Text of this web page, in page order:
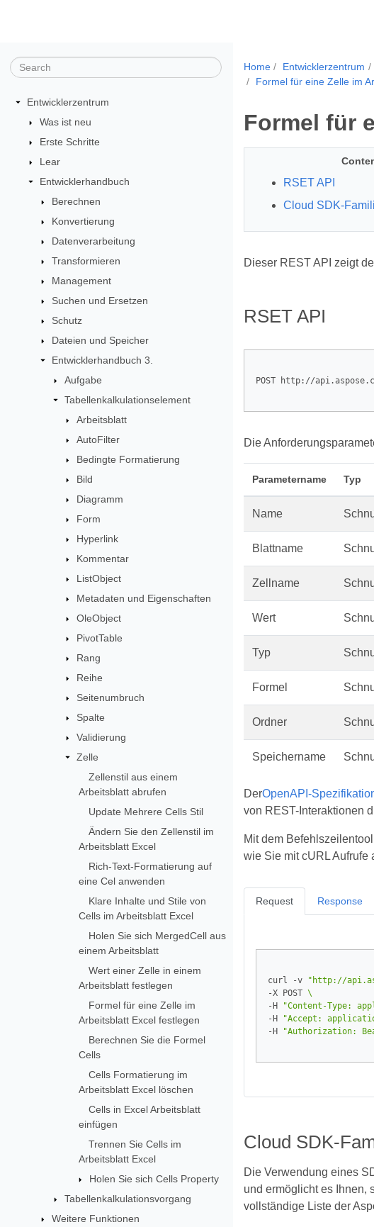
Entwicklerzentrum
Was ist neu
Erste Schritte
Lear
Entwicklerhandbuch
Berechnen
Konvertierung
Datenverarbeitung
Transformieren
Management
Suchen und Ersetzen
Schutz
Dateien und Speicher
Entwicklerhandbuch 3.
Aufgabe
Tabellenkalkulationselement
Arbeitsblatt
AutoFilter
Bedingte Formatierung
Bild
Diagramm
Form
Hyperlink
Kommentar
ListObject
Metadaten und Eigenschaften
OleObject
PivotTable
Rang
Reihe
Seitenumbruch
Spalte
Validierung
Zelle
Zellenstil aus einem
Arbeitsblatt abrufen
Update Mehrere Cells Stil
Ändern Sie den Zellenstil im
Arbeitsblatt Excel
Rich-Text-Formatierung auf
eine Cel anwenden
Klare Inhalte und Stile von
Cells im Arbeitsblatt Excel
Holen Sie sich MergedCell aus
einem Arbeitsblatt
Wert einer Zelle in einem
Arbeitsblatt festlegen
Formel für eine Zelle im
Arbeitsblatt Excel festlegen
Berechnen Sie die Formel
Cells
Cells Formatierung im
Arbeitsblatt Excel löschen
Cells in Excel Arbeitsblatt
einfügen
Trennen Sie Cells im
Arbeitsblatt Excel
Holen Sie sich Cells Property
Tabellenkalkulationsvorgang
Weitere Funktionen
Home Entwicklerzentrum
Formel für eine Zelle im
Formel für
RSET API
Cloud SDK-
Dieser REST API zeigt
RSET API
POST http://
Die
Parametername Typ
Name
Blattname
Zellname
Wert
Typ
Formel
Ordner
Speichername
DerOpenAPI-
von REST-Interaktionen
Mit dem
wie Sie mit cURL Aufrufe
Request
curl -v "http://
-X POST
-H
"Content-Type:
-H
"Accept:
-H
"Authorization:
Response
Cloud SDK-
Die Verwendung eines
und ermöglicht es Ihnen,
vollständige Liste der